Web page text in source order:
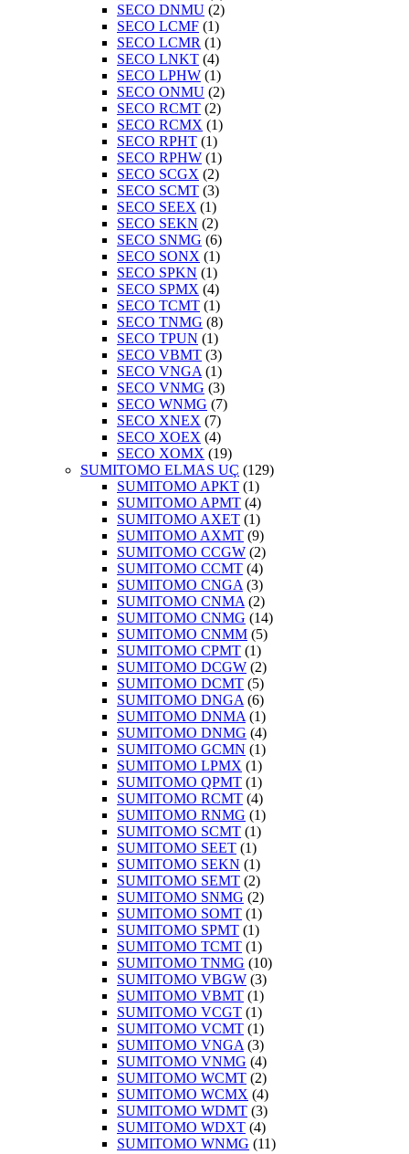
SECO DNMU (2)
SECO LCMF (1)
SECO LCMR (1)
SECO LNKT (4)
SECO LPHW (1)
SECO ONMU (2)
SECO RCMT (2)
SECO RCMX (1)
SECO RPHT (1)
SECO RPHW (1)
SECO SCGX (2)
SECO SCMT (3)
SECO SEEX (1)
SECO SEKN (2)
SECO SNMG (6)
SECO SONX (1)
SECO SPKN (1)
SECO SPMX (4)
SECO TCMT (1)
SECO TNMG (8)
SECO TPUN (1)
SECO VBMT (3)
SECO VNGA (1)
SECO VNMG (3)
SECO WNMG (7)
SECO XNEX (7)
SECO XOEX (4)
SECO XOMX (19)
SUMITOMO ELMAS UÇ (129)
SUMITOMO APKT (1)
SUMITOMO APMT (4)
SUMITOMO AXET (1)
SUMITOMO AXMT (9)
SUMITOMO CCGW (2)
SUMITOMO CCMT (4)
SUMITOMO CNGA (3)
SUMITOMO CNMA (2)
SUMITOMO CNMG (14)
SUMITOMO CNMM (5)
SUMITOMO CPMT (1)
SUMITOMO DCGW (2)
SUMITOMO DCMT (5)
SUMITOMO DNGA (6)
SUMITOMO DNMA (1)
SUMITOMO DNMG (4)
SUMITOMO GCMN (1)
SUMITOMO LPMX (1)
SUMITOMO QPMT (1)
SUMITOMO RCMT (4)
SUMITOMO RNMG (1)
SUMITOMO SCMT (1)
SUMITOMO SEET (1)
SUMITOMO SEKN (1)
SUMITOMO SEMT (2)
SUMITOMO SNMG (2)
SUMITOMO SOMT (1)
SUMITOMO SPMT (1)
SUMITOMO TCMT (1)
SUMITOMO TNMG (10)
SUMITOMO VBGW (3)
SUMITOMO VBMT (1)
SUMITOMO VCGT (1)
SUMITOMO VCMT (1)
SUMITOMO VNGA (3)
SUMITOMO VNMG (4)
SUMITOMO WCMT (2)
SUMITOMO WCMX (4)
SUMITOMO WDMT (3)
SUMITOMO WDXT (4)
SUMITOMO WNMG (11)